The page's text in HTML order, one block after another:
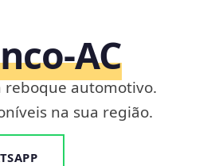
automotivo.
na sua região.